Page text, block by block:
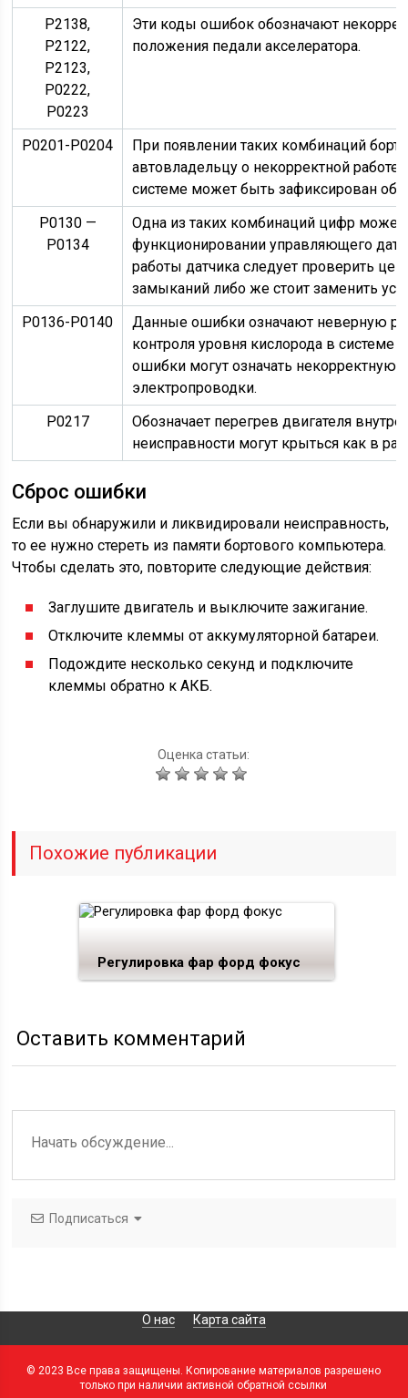
Р2138,
Р2122,
Р2123,
Р0222,
Р0223
Эти коды ошибок обозначают
положения педали акселератора.
Р0201-Р0204
При появлении таких комбинаций
автовладельцу о некорректной работе
системе может быть зафиксирован
Р0130 —
Р0134
Одна из таких комбинаций цифр может
функционировании управляющего
работы датчика следует проверить
замыканий либо же стоит заменить
Р0136-Р0140
Данные ошибки означают неверную
контроля уровня кислорода в
ошибки могут означать некорректную
электропроводки.
Р0217
Обозначает перегрев двигателя
неисправности могут крыться как в
Сброс ошибки
Если вы обнаружили и ликвидировали неисправность,
то ее нужно стереть из памяти бортового компьютера.
Чтобы сделать это, повторите следующие действия:
Заглушите двигатель и выключите зажигание.
Отключите клеммы от аккумуляторной батареи.
Подождите несколько секунд и подключите
клеммы обратно к АКБ.
Оценка статьи:
Похожие публикации
Регулировка фар форд фокус
Оставить комментарий
Подписаться
О нас Карта сайта
© 2023 Все права защищены. Копирование материалов разрешено
только при наличии активной обратной ссылки